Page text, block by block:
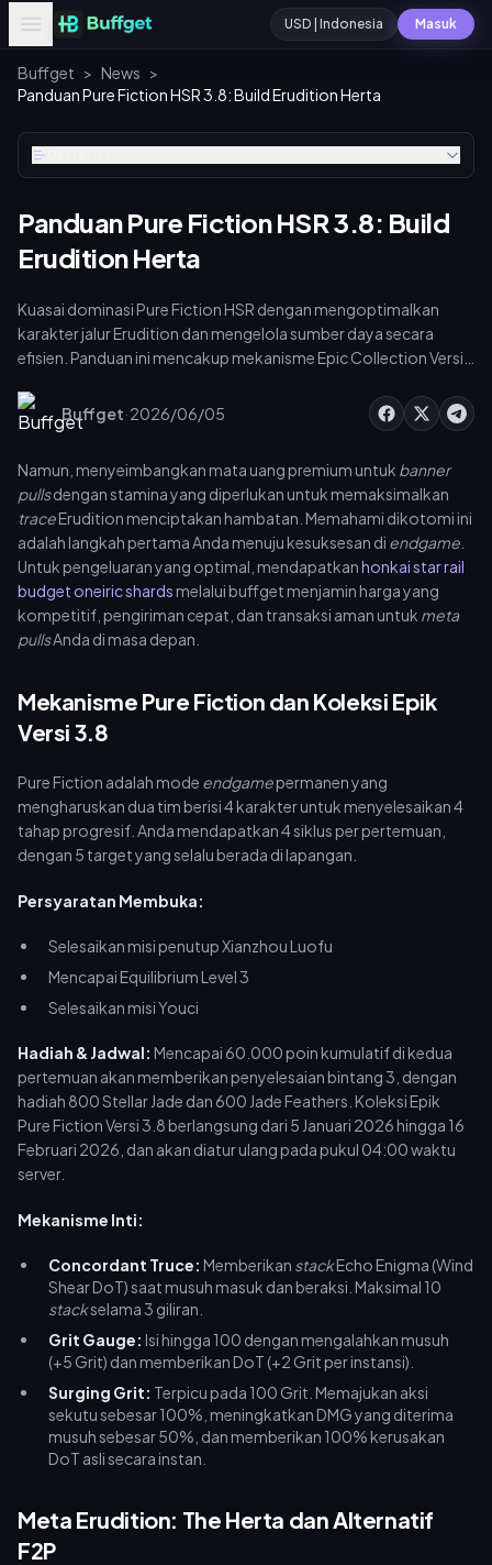
USD | Indonesia Masuk
Buffget > News >
Panduan Pure Fiction HSR 3.8: Build Erudition Herta
Panduan Pure Fiction HSR 3.8: Build
Erudition Herta
Kuasai dominasi Pure Fiction HSR dengan mengoptimalkan
karakter jalur Erudition dan mengelola sumber daya secara
efisien. Panduan ini mencakup mekanisme Epic Collection Versi
perhitungan stamina. Anda akan belajar menyeimbangkan mata
uang premium untuk gacha banner sambil memaksimalkan
Stellar Jade maksimal.
Buffget·2026/06/05
Namun, menyeimbangkan mata uang premium untuk banner
pullsdengan stamina yang diperlukan untuk memaksimalkan
traceErudition menciptakan hambatan. Memahami dikotomi ini
adalah langkah pertama Anda menuju kesuksesan di endgame
Untuk pengeluaran yang optimal, mendapatkanhonkai star rail
budget oneiric shardsmelalui buffget menjamin harga yang
kompetitif, pengiriman cepat, dan transaksi aman untuk meta
pullsAnda di masa depan.
Mekanisme Pure Fiction dan Koleksi Epik
Versi 3.8
Pure Fiction adalah mode endgamepermanen yang
mengharuskan dua tim berisi 4 karakter untuk menyelesaikan 4
tahap progresif. Anda mendapatkan 4 siklus per pertemuan,
dengan 5 target yang selalu berada di lapangan.
Persyaratan Membuka:
Selesaikan misi penutup Xianzhou Luofu
Mencapai Equilibrium Level 3
Selesaikan misi Youci
Hadiah & Jadwal: Mencapai 60.000 poin kumulatif di kedua
pertemuan akan memberikan penyelesaian bintang 3, dengan
hadiah 800 Stellar Jade dan 600 Jade Feathers. Koleksi Epik
Pure Fiction Versi 3.8 berlangsung dari 5 Januari 2026 hingga 16
Februari 2026, dan akan diatur ulang pada pukul 04:00 waktu
server.
Mekanisme Inti:
Concordant Truce: Memberikan stackEcho Enigma (Wind
Shear DoT) saat musuh masuk dan beraksi. Maksimal 10
stackselama 3 giliran.
Grit Gauge: Isi hingga 100 dengan mengalahkan musuh
(+5 Grit) dan memberikan DoT (+2 Grit per instansi).
Surging Grit: Terpicu pada 100 Grit. Memajukan aksi
sekutu sebesar 100%, meningkatkan DMG yang diterima
musuh sebesar 50%, dan memberikan 100% kerusakan
DoT asli secara instan.
Meta Erudition: The Herta dan Alternatif
F2P